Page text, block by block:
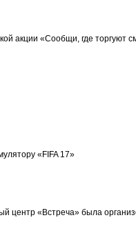
акции «Сообщи, где торгуют
«FIFA 17»
«Встреча» была